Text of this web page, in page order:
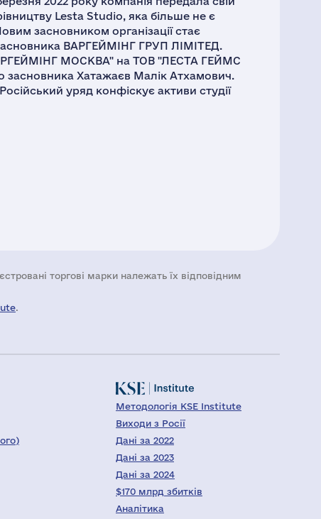
Lesta Studio, яка більше не є
засновником організації стає
ВАРГЕЙМІНГ ГРУП ЛІМІТЕД.
МОСКВА" на ТОВ "ЛЕСТА ГЕЙМС
Хатажаєв Малік Атхамович.
уряд конфіскує активи студії
торгові марки належать їх відповідним
.
Методологія KSE Institute
Виходи з Росії
Дані за 2022
Дані за 2023
Дані за 2024
$170 млрд збитків
Аналітика